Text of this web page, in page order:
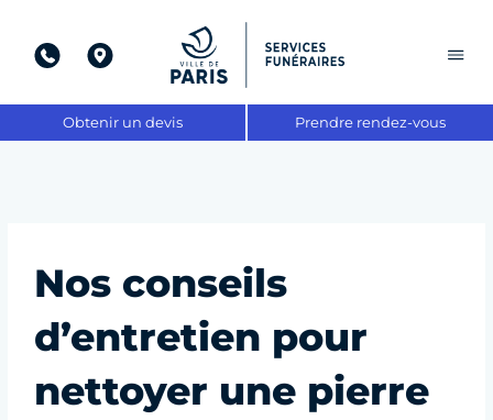
contenu
Obtenir un devis Prendre rendez-vous
Nos conseils
d’entretien pour
nettoyer une pierre